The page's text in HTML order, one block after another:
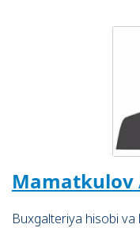
nazoratni olib
Shuningdek,
rivojlantirish
qisqartirish,
ishlarni
Mamatkulov
Buxgalteriya hisobi